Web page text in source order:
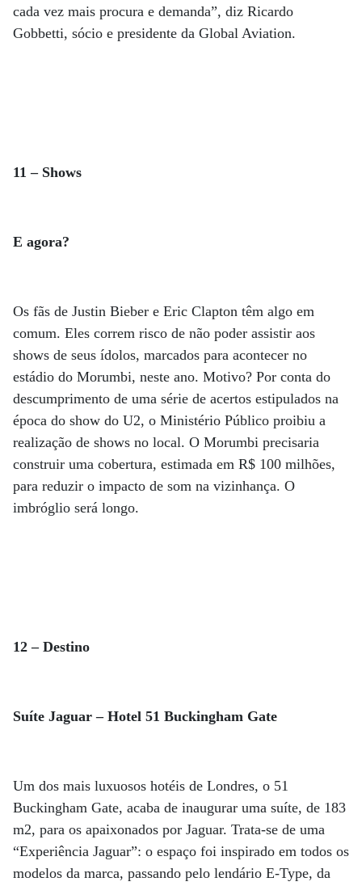
cada vez mais procura e demanda”, diz Ricardo
Gobbetti, sócio e presidente da Global Aviation.
11 – Shows
E agora?
Os fãs de Justin Bieber e Eric Clapton têm algo em
comum. Eles correm risco de não poder assistir aos
shows de seus ídolos, marcados para acontecer no
estádio do Morumbi, neste ano. Motivo? Por conta do
descumprimento de uma série de acertos estipulados na
época do show do U2, o Ministério Público proibiu a
realização de shows no local. O Morumbi precisaria
construir uma cobertura, estimada em R$ 100 milhões,
para reduzir o impacto de som na vizinhança. O
imbróglio será longo.
12 – Destino
Suíte Jaguar – Hotel 51 Buckingham Gate
Um dos mais luxuosos hotéis de Londres, o 51
Buckingham Gate, acaba de inaugurar uma suíte, de 183
m2, para os apaixonados por Jaguar. Trata-se de uma
“Experiência Jaguar”: o espaço foi inspirado em todos os
modelos da marca, passando pelo lendário E-Type, da